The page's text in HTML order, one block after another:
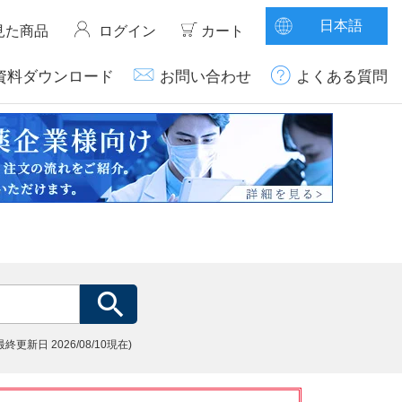
た商品 ログイン カート 日本語
料ダウンロード お問い合わせ よくある質問
終更新日 2026/08/10現在)